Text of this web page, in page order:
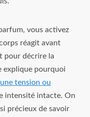
vous activez
réagit avant
pour décrire la
explique pourquoi
tension ou
intensité intacte. On
précieux de savoir